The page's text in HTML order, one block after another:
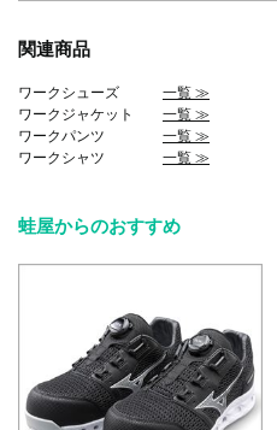
関連商品
ワークシューズ 一覧 ≫
ワークジャケット 一覧 ≫
ワークパンツ 一覧 ≫
ワークシャツ 一覧 ≫
蛙屋からのおすすめ